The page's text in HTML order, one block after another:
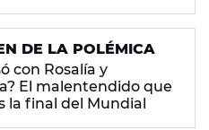
DE LA POLÉMICA
con Rosalía y
El malentendido que
la final del Mundial